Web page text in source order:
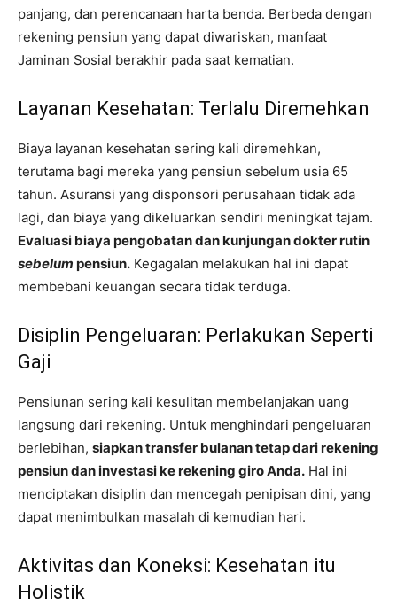
panjang, dan perencanaan harta benda. Berbeda dengan
rekening pensiun yang dapat diwariskan, manfaat
Jaminan Sosial berakhir pada saat kematian.
Layanan Kesehatan: Terlalu Diremehkan
Biaya layanan kesehatan sering kali diremehkan,
terutama bagi mereka yang pensiun sebelum usia 65
tahun. Asuransi yang disponsori perusahaan tidak ada
lagi, dan biaya yang dikeluarkan sendiri meningkat tajam.
Evaluasi biaya pengobatan dan kunjungan dokter rutin
sebelum pensiun. Kegagalan melakukan hal ini dapat
membebani keuangan secara tidak terduga.
Disiplin Pengeluaran: Perlakukan Seperti
Gaji
Pensiunan sering kali kesulitan membelanjakan uang
langsung dari rekening. Untuk menghindari pengeluaran
berlebihan, siapkan transfer bulanan tetap dari rekening
pensiun dan investasi ke rekening giro Anda. Hal ini
menciptakan disiplin dan mencegah penipisan dini, yang
dapat menimbulkan masalah di kemudian hari.
Aktivitas dan Koneksi: Kesehatan itu
Holistik